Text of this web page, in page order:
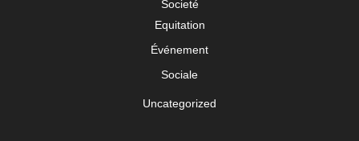
Societé
Equitation
Événement
Sociale
Uncategorized